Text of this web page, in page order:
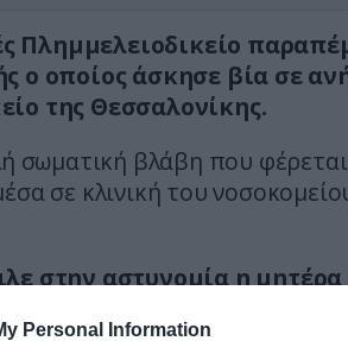
Personal Information
Πλημμελειοδικείο
ο οποίος άσκησε βία σε
της Θεσσαλονίκης.
σωματική βλάβη που
σε κλινική του
στην αστυνομία η μητέρα